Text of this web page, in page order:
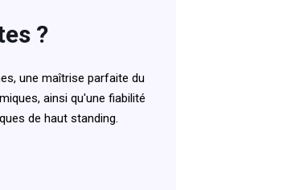
?
une maîtrise parfaite du
ainsi qu'une fiabilité
de haut standing.